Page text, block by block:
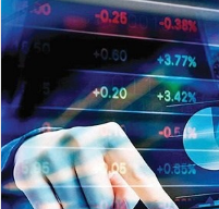
n
d
a
n
e
m
a
i